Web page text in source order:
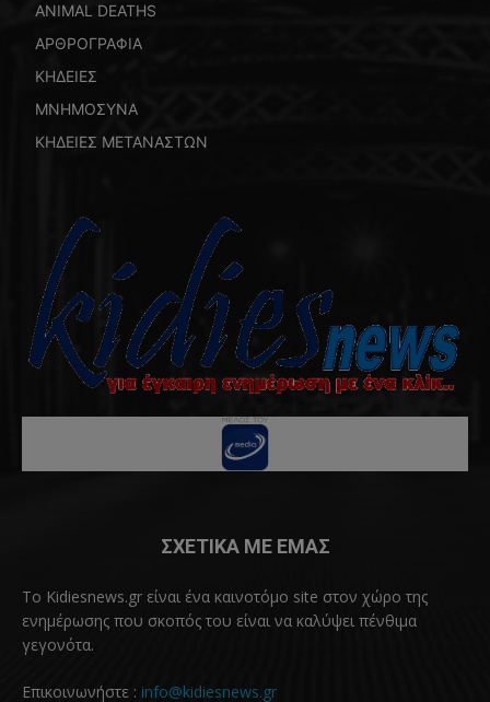
ANIMAL DEATHS
ΑΡΘΡΟΓΡΑΦΙΑ
ΚΗΔΕΙΕΣ
ΜΝΗΜΟΣΥΝΑ
ΚΗΔΕΙΕΣ ΜΕΤΑΝΑΣΤΩΝ
ΣΧΕΤΙΚΑ ΜΕ ΕΜΑΣ
Το Kidiesnews.gr είναι ένα καινοτόμο site στον χώρο της
ενημέρωσης που σκοπός του είναι να καλύψει πένθιμα
γεγονότα.
Επικοινωνήστε : info@kidiesnews.gr